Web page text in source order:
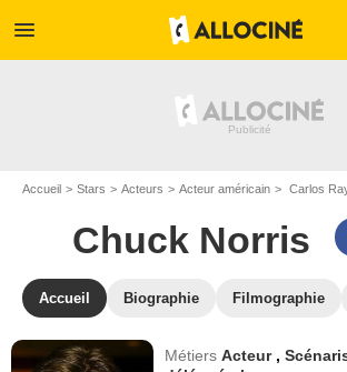
menu
Accueil Stars Acteurs Acteur américain Carlos
Chuck Norris
Accueil Biographie Filmographie
MétiersActeur ,